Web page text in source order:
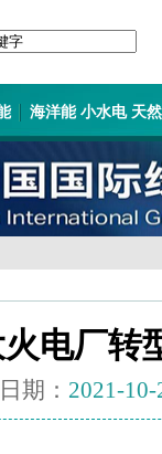
海洋能 小水电 天
电厂转
期： 2021-10-